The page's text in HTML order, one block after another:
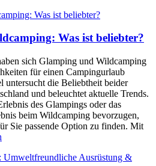
Was ist beliebter?
sich Glamping und Wildcamping
für einen Campingurlaub
untersucht die Beliebtheit beider
und beleuchtet aktuelle Trends.
des Glampings oder das
beim Wildcamping bevorzugen,
Sie passende Option zu finden. Mit